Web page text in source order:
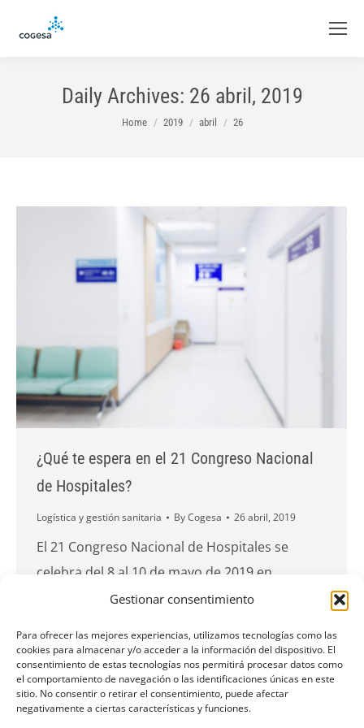
Gestionar consentimiento
Para ofrecer las mejores experiencias, utilizamos tecnologías como las
cookies para almacenar y/o acceder a la información del dispositivo. El
consentimiento de estas tecnologías nos permitirá procesar datos como
el comportamiento de navegación o las identificaciones únicas en este
sitio. No consentir o retirar el consentimiento, puede afectar
negativamente a ciertas características y funciones.
Daily Archives: 26 abril, 2019
You are here:
Home 2019 abril 26
¿Qué te espera en el 21 Congreso Nacional
de Hospitales?
Logística y gestión sanitaria ByCogesa 26 abril, 2019
El 21 Congreso Nacional de Hospitales se
celebra del 8 al 10 de mayo de 2019 en
Santiago de Compostela. Se trata de una de las
eventos de gestión sanitaria en Europa. Hoy te
explicamos cuáles serán los destacados que
encontrarás en esta jornada. Sigue leyendo.